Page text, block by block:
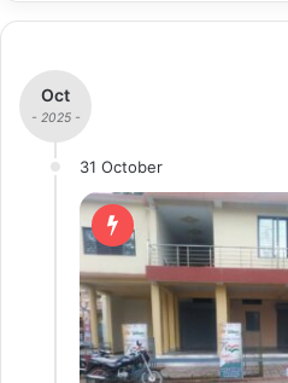
Oct
- 2025 -
31 October